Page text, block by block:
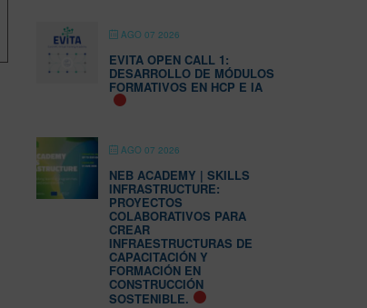
AGO 07 2026
EVITA OPEN CALL 1:
DESARROLLO DE MÓDULOS
FORMATIVOS EN HCP E IA
AGO 07 2026
NEB ACADEMY | SKILLS
INFRASTRUCTURE:
PROYECTOS
COLABORATIVOS PARA
CREAR
INFRAESTRUCTURAS DE
CAPACITACIÓN Y
FORMACIÓN EN
CONSTRUCCIÓN
SOSTENIBLE.